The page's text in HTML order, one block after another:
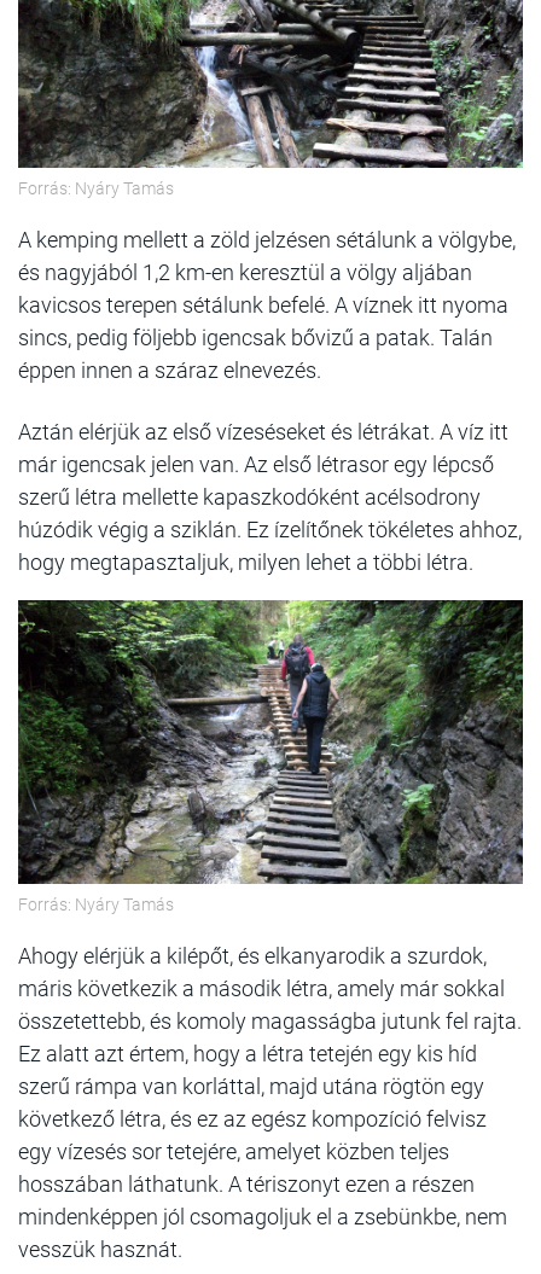
Forrás: Nyáry Tamás
A kemping mellett a zöld jelzésen sétálunk a völgybe,
és nagyjából 1,2 km-en keresztül a völgy aljában
kavicsos terepen sétálunk befelé. A víznek itt nyoma
sincs, pedig följebb igencsak bővizű a patak. Talán
éppen innen a száraz elnevezés.
Aztán elérjük az első vízeséseket és létrákat. A víz itt
már igencsak jelen van. Az első létrasor egy lépcső
szerű létra mellette kapaszkodóként acélsodrony
húzódik végig a sziklán. Ez ízelítőnek tökéletes ahhoz,
hogy megtapasztaljuk, milyen lehet a többi létra.
Forrás: Nyáry Tamás
Ahogy elérjük a kilépőt, és elkanyarodik a szurdok,
máris következik a második létra, amely már sokkal
összetettebb, és komoly magasságba jutunk fel rajta.
Ez alatt azt értem, hogy a létra tetején egy kis híd
szerű rámpa van korláttal, majd utána rögtön egy
következő létra, és ez az egész kompozíció felvisz
egy vízesés sor tetejére, amelyet közben teljes
hosszában láthatunk. A tériszonyt ezen a részen
mindenképpen jól csomagoljuk el a zsebünkbe, nem
vesszük hasznát.